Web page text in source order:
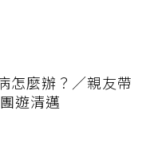
怎麼辦？／親友帶
遊清邁